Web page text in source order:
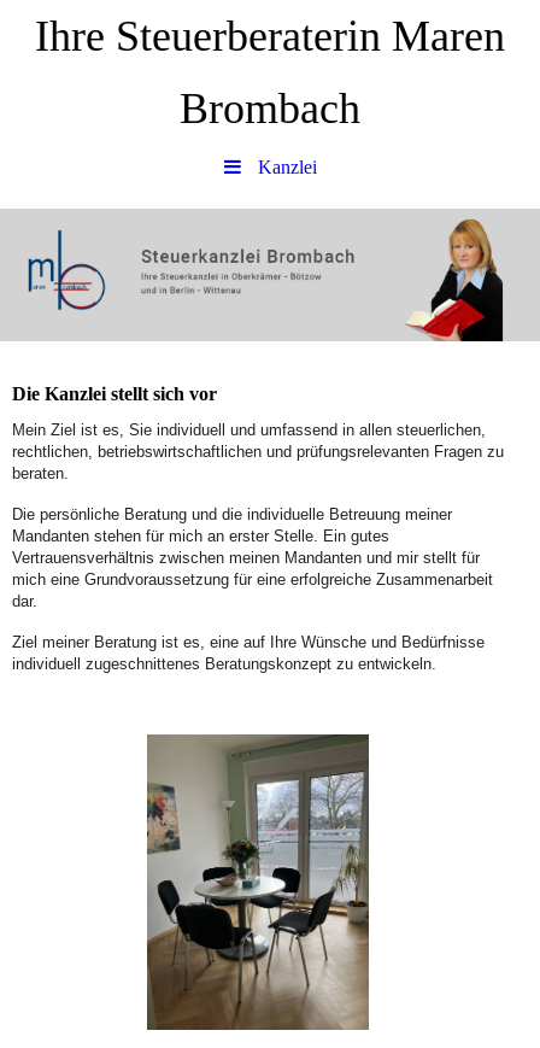
Ihre Steuerberaterin Maren
Brombach
Kanzlei
Die Kanzlei stellt sich vor
Mein Ziel ist es, Sie individuell und umfassend in allen steuerlichen,
rechtlichen, betriebswirtschaftlichen und prüfungsrelevanten Fragen zu
beraten.
Die persönliche Beratung und die individuelle Betreuung meiner
Mandanten stehen für mich an erster Stelle. Ein gutes
Vertrauensverhältnis zwischen meinen Mandanten und mir stellt für
mich eine Grundvoraussetzung für eine erfolgreiche Zusammenarbeit
dar.
Ziel meiner Beratung ist es, eine auf Ihre Wünsche und Bedürfnisse
individuell zugeschnittenes Beratungskonzept zu entwickeln.